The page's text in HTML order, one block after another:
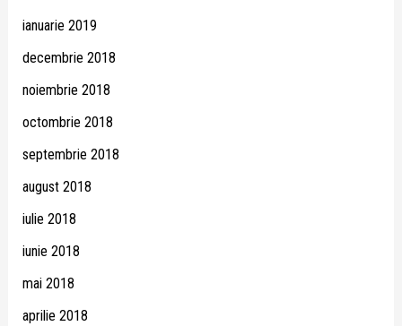
ianuarie 2019
decembrie 2018
noiembrie 2018
octombrie 2018
septembrie 2018
august 2018
iulie 2018
iunie 2018
mai 2018
aprilie 2018